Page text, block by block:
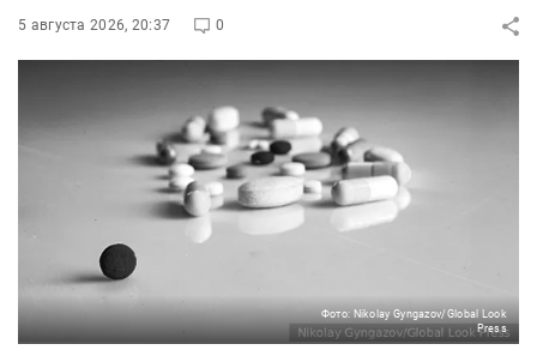
5 августа 2026, 20:37 0
Фото: Nikolay Gyngazov/Global Look
Press